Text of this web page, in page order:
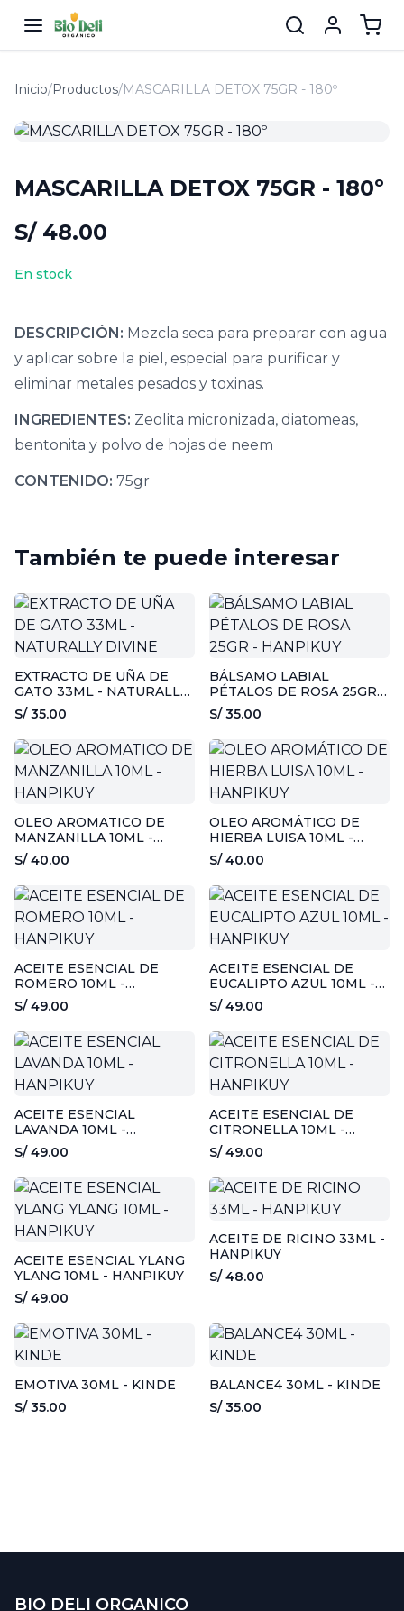
Inicio/Productos/MASCARILLA DETOX 75GR - 180º
MASCARILLA DETOX 75GR - 180º
S/ 48.00
En stock
DESCRIPCIÓN: Mezcla seca para preparar con agua
y aplicar sobre la piel, especial para purificar y
eliminar metales pesados y toxinas.
INGREDIENTES: Zeolita micronizada, diatomeas,
bentonita y polvo de hojas de neem
CONTENIDO: 75gr
También te puede interesar
EXTRACTO DE UÑA DE
GATO 33ML - NATURALLY
DIVINE
S/ 35.00
BÁLSAMO LABIAL
PÉTALOS DE ROSA 25GR -
HANPIKUY
S/ 35.00
OLEO AROMATICO DE
MANZANILLA 10ML -
HANPIKUY
S/ 40.00
OLEO AROMÁTICO DE
HIERBA LUISA 10ML -
HANPIKUY
S/ 40.00
ACEITE ESENCIAL DE
ROMERO 10ML -
HANPIKUY
S/ 49.00
ACEITE ESENCIAL DE
EUCALIPTO AZUL 10ML -
HANPIKUY
S/ 49.00
ACEITE ESENCIAL
LAVANDA 10ML -
HANPIKUY
S/ 49.00
ACEITE ESENCIAL DE
CITRONELLA 10ML -
HANPIKUY
S/ 49.00
ACEITE ESENCIAL YLANG
YLANG 10ML - HANPIKUY
S/ 49.00
ACEITE DE RICINO 33ML -
HANPIKUY
S/ 48.00
EMOTIVA 30ML - KINDE
S/ 35.00
BALANCE4 30ML - KINDE
S/ 35.00
BIO DELI ORGANICO